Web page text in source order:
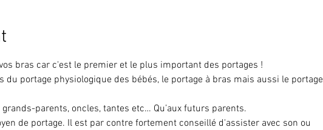
bras car c'est le premier et le plus important des portages !
portage physiologique des bébés, le portage à bras mais aussi le portage
parents, oncles, tantes etc… Qu’aux futurs parents.
de portage. Il est par contre fortement conseillé d'assister avec son ou